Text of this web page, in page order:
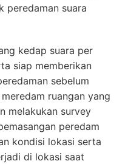
peredaman suara
kedap suara per
siap memberikan
sebelum
ruangan yang
melakukan survey
peredam
kondisi lokasi serta
di lokasi saat